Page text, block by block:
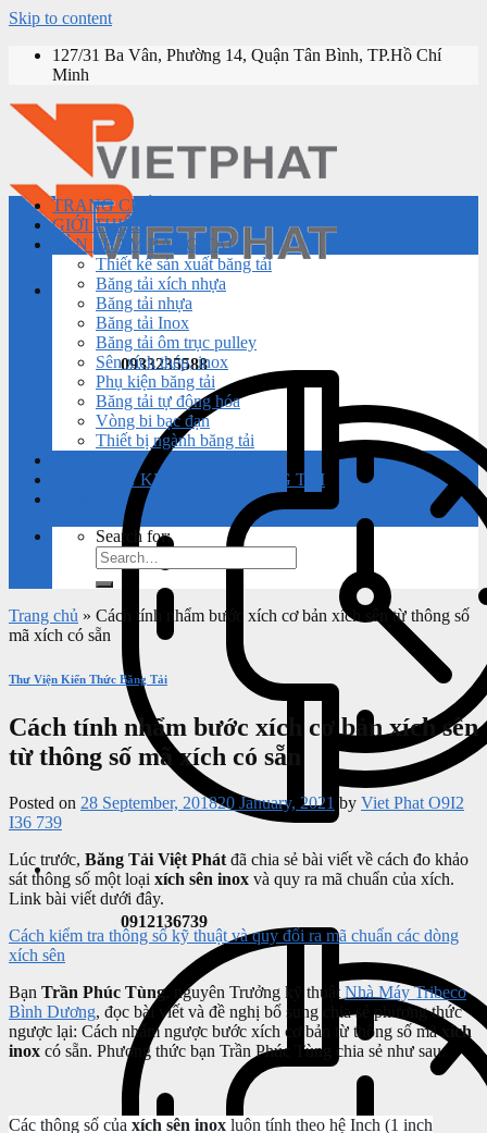
Skip to content
127/31 Ba Vân, Phường 14, Quận Tân Bình, TP.Hồ Chí
Minh
0933235588
0912136739
TRANG CHỦ
GIỚI THIỆU
SẢN PHẨM BĂNG TẢI
Thiết kế sản xuất băng tải
Băng tải xích nhựa
Băng tải nhựa
Băng tải Inox
Băng tải ôm trục pulley
Sên xích thép, inox
Phụ kiện băng tải
Băng tải tự động hóa
Vòng bi bạc đạn
Thiết bị ngành băng tải
THƯ VIỆN KIẾN THỨC BĂNG TẢI
Search for:
Trang chủ » Cách tính nhẩm bước xích cơ bản xích sên từ thông số
mã xích có sẵn
Thư Viện Kiến Thức Băng Tải
Cách tính nhẩm bước xích cơ bản xích sên
từ thông số mã xích có sẵn
Posted on 28 September, 201820 January, 2021 by Viet Phat O9I2
I36 739
Lúc trước, Băng Tải Việt Phát đã chia sẻ bài viết về cách đo khảo
sát thông số một loại xích sên inox và quy ra mã chuẩn của xích.
Link bài viết dưới đây.
Cách kiểm tra thông số kỹ thuật và quy đổi ra mã chuẩn các dòng
xích sên
Bạn Trần Phúc Tùng, nguyên Trưởng kỹ thuật Nhà Máy Tribeco
Bình Dương, đọc bài viết và đề nghị bổ sung chia sẻ phương thức
ngược lại: Cách nhẩm ngược bước xích cơ bản từ thông số mã xích
inox có sẵn. Phương thức bạn Trần Phúc Tùng chia sẻ như sau:
Các thông số của xích sên inox luôn tính theo hệ Inch (1 inch